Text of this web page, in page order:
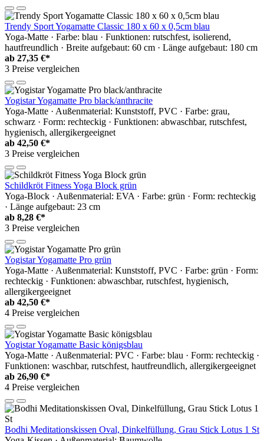
Trendy Sport Yogamatte Classic 180 x 60 x 0,5cm blau
Yoga-Matte · Farbe: blau · Funktionen: rutschfest, isolierend,
hautfreundlich · Breite aufgebaut: 60 cm · Länge aufgebaut: 180 cm
ab 27,35 €*
3 Preise vergleichen
Yogistar Yogamatte Pro black/anthracite
Yoga-Matte · Außenmaterial: Kunststoff, PVC · Farbe: grau,
schwarz · Form: rechteckig · Funktionen: abwaschbar, rutschfest,
hygienisch, allergikergeeignet
ab 42,50 €*
3 Preise vergleichen
Schildkröt Fitness Yoga Block grün
Yoga-Block · Außenmaterial: EVA · Farbe: grün · Form: rechteckig
· Länge aufgebaut: 23 cm
ab 8,28 €*
3 Preise vergleichen
Yogistar Yogamatte Pro grün
Yoga-Matte · Außenmaterial: Kunststoff, PVC · Farbe: grün · Form:
rechteckig · Funktionen: abwaschbar, rutschfest, hygienisch,
allergikergeeignet
ab 42,50 €*
4 Preise vergleichen
Yogistar Yogamatte Basic königsblau
Yoga-Matte · Außenmaterial: PVC · Farbe: blau · Form: rechteckig ·
Funktionen: waschbar, rutschfest, hautfreundlich, allergikergeeignet
ab 26,90 €*
4 Preise vergleichen
Bodhi Meditationskissen Oval, Dinkelfüllung, Grau Stick Lotus 1 St